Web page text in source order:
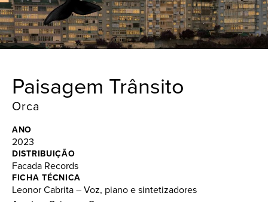
Paisagem Trânsito
Orca
ANO
2023
DISTRIBUIÇÃO
Facada Records
FICHA TÉCNICA
Leonor Cabrita – Voz, piano e sintetizadores